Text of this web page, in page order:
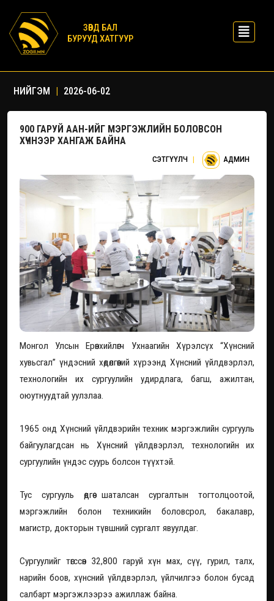
ЗӨВД БАЛ
БУРУУД ХАТГУУР
НИЙГЭМ | 2026-06-02
900 ГАРУЙ ААН-ИЙГ МЭРГЭЖЛИЙН БОЛОВСОН
ХҮЧНЭЭР ХАНГАЖ БАЙНА
СЭТГҮҮЛЧ | АДМИН
Монгол Улсын Ерөнхийлөгч Ухнаагийн Хүрэлсүх “Хүнсний
хувьсгал” үндэсний хөдөлгөөний хүрээнд Хүнсний үйлдвэрлэл,
технологийн их сургуулийн удирдлага, багш, ажилтан,
оюутнуудтай уулзлаа.
1965 онд Хүнсний үйлдвэрийн техник мэргэжлийн сургууль
байгуулагдсан нь Хүнсний үйлдвэрлэл, технологийн их
сургуулийн үндэс суурь болсон түүхтэй.
Тус сургууль өдгөө шаталсан сургалтын тогтолцоотой,
мэргэжлийн болон техникийн боловсрол, бакалавр,
магистр, докторын түвшний сургалт явуулдаг.
Сургуулийг төгссөн 32,800 гаруй хүн мах, сүү, гурил, талх,
нарийн боов, хүнсний үйлдвэрлэл, үйлчилгээ болон бусад
салбарт мэргэжлээрээ ажиллаж байна.